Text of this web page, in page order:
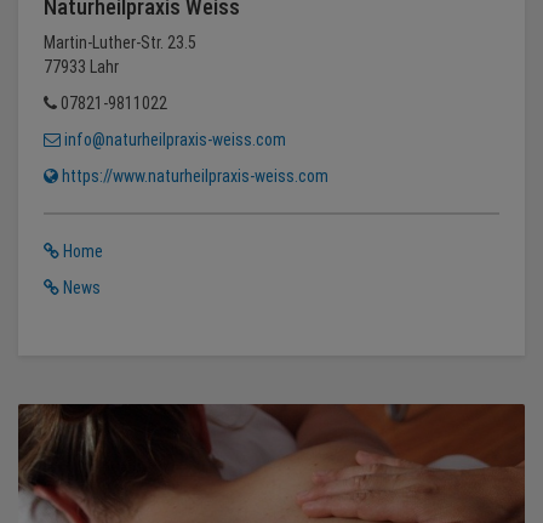
Naturheilpraxis Weiss
Martin-Luther-Str. 23.5
77933 Lahr
07821-9811022
info@naturheilpraxis-weiss.com
https://www.naturheilpraxis-weiss.com
Home
News